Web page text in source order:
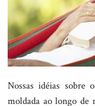
Nossas idéias sobre
moldada ao longo de